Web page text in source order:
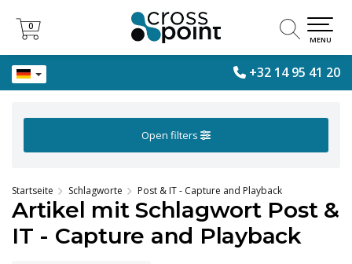
+32 14 95 41 20
0
0
MENU
Open filters
Startseite Schlagworte Post & IT - Capture and Playback
Artikel mit Schlagwort Post &
IT - Capture and Playback